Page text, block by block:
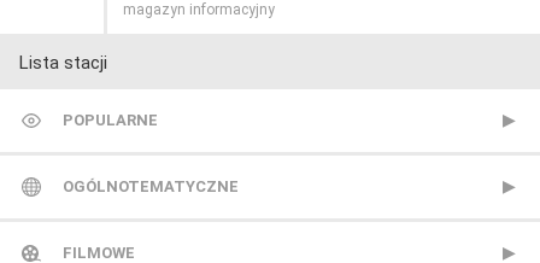
magazyn informacyjny
Lista stacji
POPULARNE
TVP 1
TVP 2
OGÓLNOTEMATYCZNE
Metro TV
FILMOWE